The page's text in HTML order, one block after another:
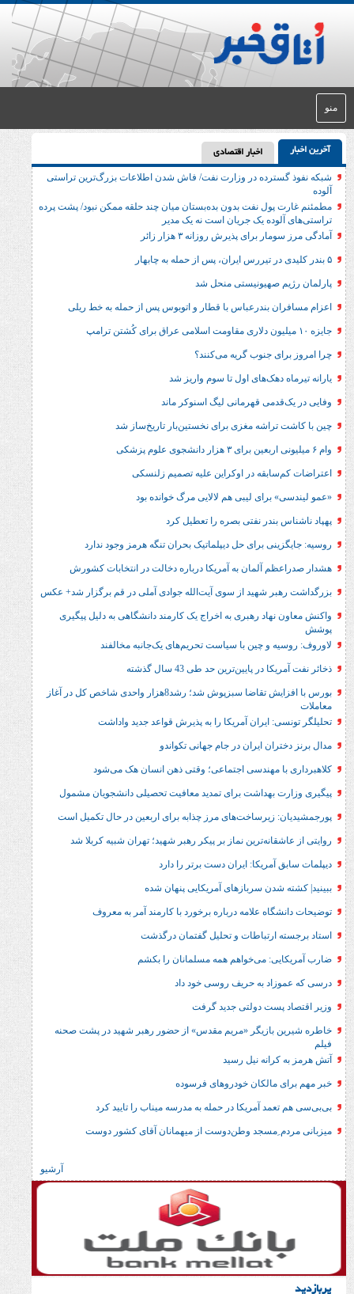
اخبار اقتصادی
در وزارت نفت/ فاش شدن اطلاعات بزرگ‌ترین تراستی‌
نفت بدون بده‌بستان میان چند حلقه ممکن نبود/ پشت پرده
یک جریان است نه یک مدیر
پذیرش روزانه ۳ هزار زائر
صهیونیستی منحل شد
بندرعباس با قطار و اتوبوس پس از حمله به خط ریلی
جنوب گریه می‌کنند؟
اول تا سوم واریز شد
مغزی برای نخستین‌بار تاریخ‌ساز شد
در اوکراین علیه تصمیم زلنسکی
لیبی هم لالایی مرگ خوانده بود
نفتی بصره را تعطیل کرد
برای حل‌ دیپلماتیک بحران تنگه هرمز وجود ندارد
آلمان به آمریکا درباره دخالت در انتخابات کشورش
شهید از سوی آیت‌الله جوادی آملی در قم برگزار شد+ عکس
رهبری به اخراج یک کارمند دانشگاهی به دلیل پیگیری
و چین با سیاست تحریم‌های یک‌جانبه مخالفند
پایین‌ترین حد طی 43 سال گذشته
بورس با افزایش تقاضا سبزپوش شد؛ رشد8هزار واحدی شاخص کل در آغاز
ایران آمریکا را به پذیرش قواعد جدید واداشت
ایران در جام جهانی تکواندو
مهندسی اجتماعی؛ وقتی ذهن انسان هک می‌شود
بهداشت برای تمدید معافیت تحصیلی دانشجویان مشمول
زیرساخت‌های مرز چذابه برای اربعین در حال تکمیل است
نماز بر پیکر رهبر شهید؛‌ تهران‌ شبیه کربلا شد
ایران دست برتر را دارد
سربازهای آمریکایی پنهان شده
علامه درباره برخورد با کارمند آمر به معروف
و تحلیل گفتمان درگذشت
می‌خواهم همه مسلمانان را بکشم
به حریف روسی خود داد
دولتی جدید گرفت
«مریم مقدس» از حضور رهبر شهید در پشت صحنه
نیل رسید
خودروهای فرسوده
آمریکا در حمله به مدرسه میناب را تایید کرد
ِمسجد وطن‌دوست از میهمانان آقای کشور دوست